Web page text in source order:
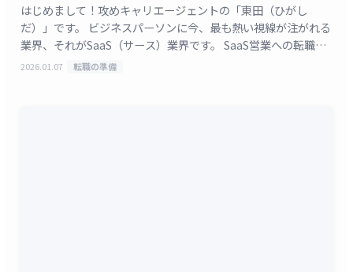
はじめまして！攻めキャリエージェントの「東田（ひがし
だ）」です。 ビジネスパーソンに今、最も熱い視線が注がれる
業界、それがSaaS（サース）業界です。 SaaS営業への転職や
SaaSに興味があるあなたは、「市場価値が爆発 [&hellip;]
2026.01.07 転職の準備